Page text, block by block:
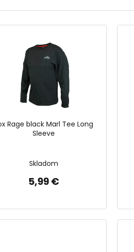
Rage black Marl Tee Long
Sleeve
Skladom
5,99 €